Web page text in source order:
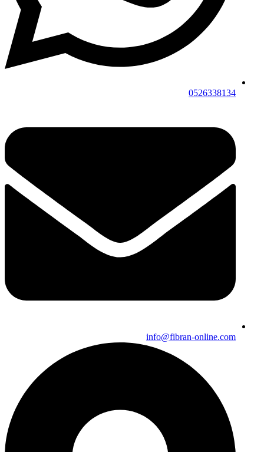
0526338134
info@fibran-online.com